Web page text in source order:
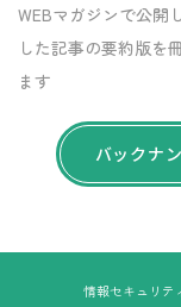
WEBマガジンで公開
した記事の要約版を
ます
バックナ
情報セキュリテ